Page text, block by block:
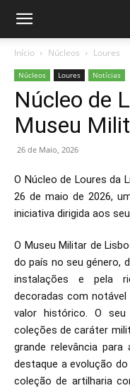
Início Núcleos Loures
Núcleos Loures Notícias
Núcleo de
Museu
26 de Maio, 2026
O Núcleo de Loures da
26 de maio de 2026,
iniciativa dirigida aos
O Museu Militar de
do país no seu género,
instalações e pela
decoradas com notável
valor histórico. O
coleções de caráter
grande relevância
destaque a evolução
coleção de artilharia